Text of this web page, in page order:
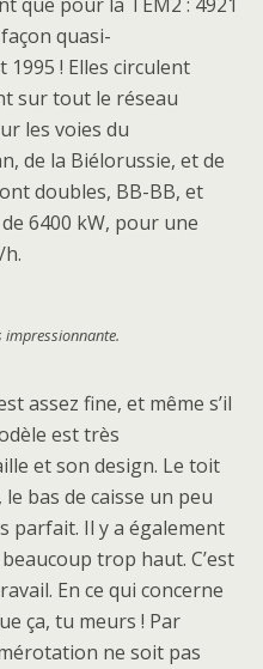
quasi-
! Elles circulent
sur tout le réseau
les voies du
de la Biélorussie, et de
doubles, BB-BB, et
6400 kW, pour une
impressionnante.
assez fine, et même s’il
est très
et son design. Le toit
bas de caisse un peu
parfait. Il y a également
trop haut. C’est
En ce qui concerne
ça, tu meurs ! Par
ne soit pas